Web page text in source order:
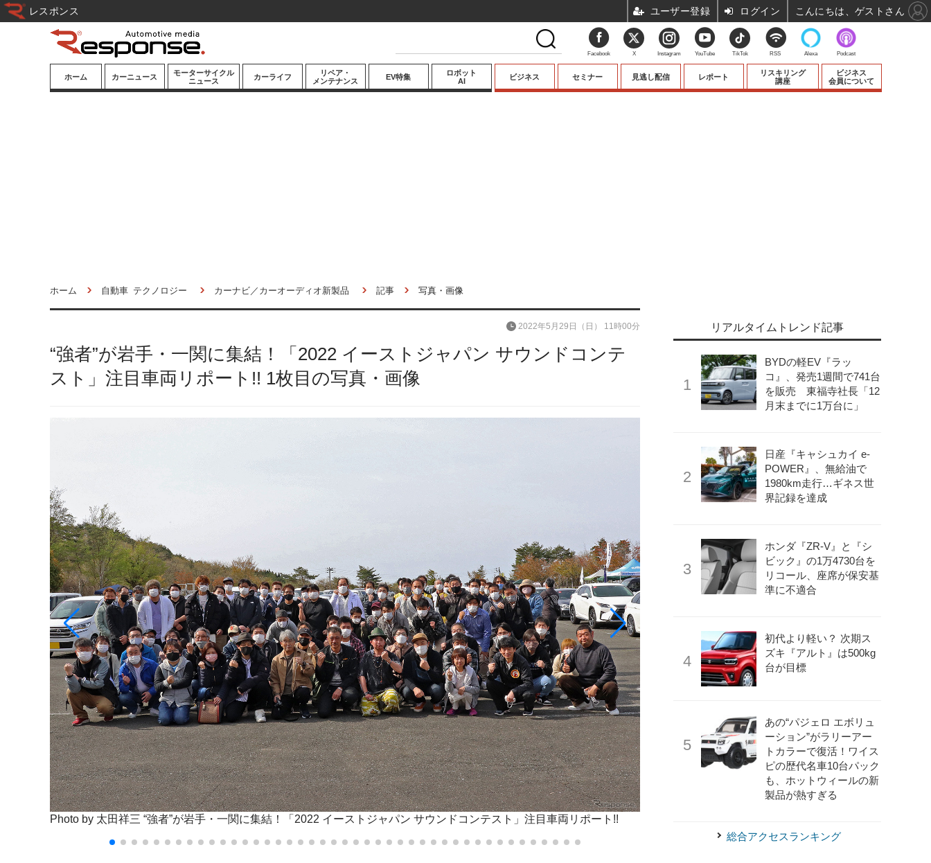
ホーム カーニュース
モーターサイクル
ニュース
カーライフ
リペア・
メンテナンス
EV特集
ロボット
AI
ビジネス セミナー 見逃し配信 レポート
リスキリング
講座
ビジネス
会員について
ホーム 自動車 テクノロジー カーナビ／カーオーディオ新製品 記事 写真・画像
“強者”が岩手・一関に集結！「2022 イーストジャパン サウンドコンテ
スト」注目車両リポート!! 1枚目の写真・画像
2022年5月29日（日） 11時00分
Photo by 太田祥三 “強者”が岩手・一関に集結！「2022 イーストジャパン サウンドコンテスト」注目車両リポート!!
リアルタイムトレンド記事
BYDの軽EV『ラッ
コ』、発売1週間で741台
を販売 東福寺社長「12
月末までに1万台に」
日産『キャシュカイ e-
POWER』、無給油で
1980km走行…ギネス世
界記録を達成
ホンダ『ZR-V』と『シ
ビック』の1万4730台を
リコール、座席が保安基
準に不適合
初代より軽い？ 次期ス
ズキ『アルト』は500kg
台が目標
あの“パジェロ エボリュ
ーション”がラリーアー
トカラーで復活！ワイス
ピの歴代名車10台パック
も、ホットウィールの新
製品が熱すぎる
総合アクセスランキング
Facebook X Instagram YouTube TikTok RSS Alexa Podcast
レスポンス ユーザー登録 ログイン こんにちは、ゲストさん